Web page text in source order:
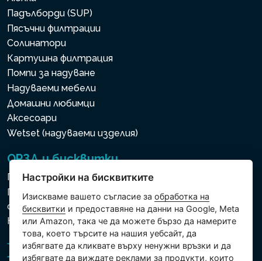
Падълборди (SUP)
Пясъчни филтрации
Солинатори
Картушна филтрация
Помпи за надуване
Надуваеми мебели
Домашни любимци
Аксесоари
Wetset (надуваеми изделия)
ОРЗД и бисквитки
Политика за използване на бисквитки
Политика за защита на личните и други
обработвани данни
Настройки на бисквитките
Настройки на бисквитките
Изискваме вашето съгласие заобработка на
бисквитки и предоставяне на данни на Google, Meta
или Amazon, така че да можете бързо да намерите
това, което търсите на нашия уебсайт, да
избягвате да кликвате върху ненужни връзки и да
избягвате да виждате реклами за продукти, които